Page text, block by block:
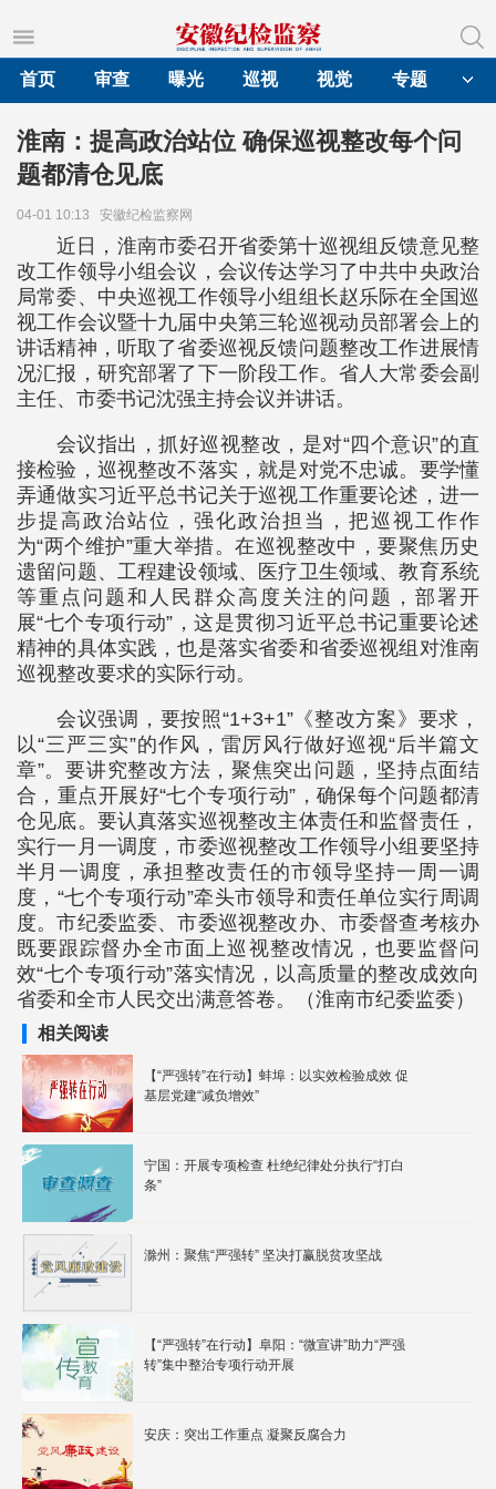
首页
审查 曝光 巡视 视觉 专题
淮南：提高政治站位 确保巡视整改每个问
题都清仓见底
04-01 10:13 安徽纪检监察网
近日，淮南市委召开省委第十巡视组反馈意见整
改工作领导小组会议，会议传达学习了中共中央政治
局常委、中央巡视工作领导小组组长赵乐际在全国巡
视工作会议暨十九届中央第三轮巡视动员部署会上的
讲话精神，听取了省委巡视反馈问题整改工作进展情
况汇报，研究部署了下一阶段工作。省人大常委会副
主任、市委书记沈强主持会议并讲话。
会议指出，抓好巡视整改，是对“四个意识”的直
接检验，巡视整改不落实，就是对党不忠诚。要学懂
弄通做实习近平总书记关于巡视工作重要论述，进一
步提高政治站位，强化政治担当，把巡视工作作
为“两个维护”重大举措。在巡视整改中，要聚焦历史
遗留问题、工程建设领域、医疗卫生领域、教育系统
等重点问题和人民群众高度关注的问题，部署开
展“七个专项行动”，这是贯彻习近平总书记重要论述
精神的具体实践，也是落实省委和省委巡视组对淮南
巡视整改要求的实际行动。
会议强调，要按照“1+3+1”《整改方案》要求，
以“三严三实”的作风，雷厉风行做好巡视“后半篇文
章”。要讲究整改方法，聚焦突出问题，坚持点面结
合，重点开展好“七个专项行动”，确保每个问题都清
仓见底。要认真落实巡视整改主体责任和监督责任，
实行一月一调度，市委巡视整改工作领导小组要坚持
半月一调度，承担整改责任的市领导坚持一周一调
度，“七个专项行动”牵头市领导和责任单位实行周调
度。市纪委监委、市委巡视整改办、市委督查考核办
既要跟踪督办全市面上巡视整改情况，也要监督问
效“七个专项行动”落实情况，以高质量的整改成效向
省委和全市人民交出满意答卷。（淮南市纪委监委）
相关阅读
【“严强转”在行动】蚌埠：以实效检验成效 促
基层党建“减负增效”
宁国：开展专项检查 杜绝纪律处分执行“打白
条”
滁州：聚焦“严强转” 坚决打赢脱贫攻坚战
【“严强转”在行动】阜阳：“微宣讲”助力“严强
转”集中整治专项行动开展
安庆：突出工作重点 凝聚反腐合力